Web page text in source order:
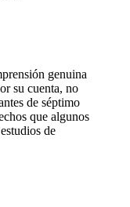
genuina
su cuenta, no
de séptimo
que algunos
de